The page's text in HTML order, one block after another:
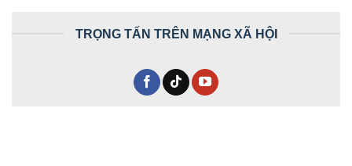
TRỌNG TẤN TRÊN MẠNG XÃ HỘI